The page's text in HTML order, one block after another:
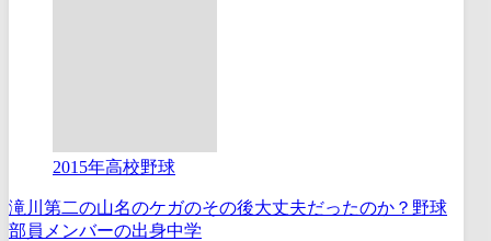
2015年高校野球
滝川第二の山名のケガのその後大丈夫だったのか？野球
部員メンバーの出身中学